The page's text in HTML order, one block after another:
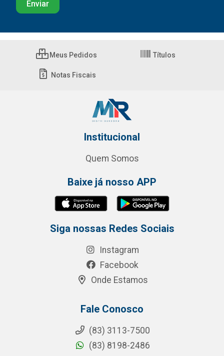
Meus Pedidos Títulos
Notas Fiscais
Institucional
Quem Somos
Baixe já nosso APP
Siga nossas Redes Sociais
Instagram
Facebook
Onde Estamos
Fale Conosco
(83) 3113-7500
(83) 8198-2486